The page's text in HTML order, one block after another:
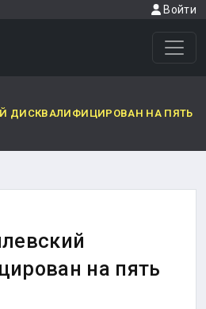
Войти
ДИСКВАЛИФИЦИРОВАН НА ПЯТЬ
на пять